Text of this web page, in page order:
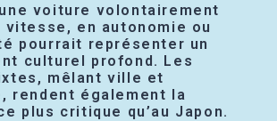
voiture volontairement
en autonomie ou
pourrait représenter un
culturel profond. Les
mêlant ville et
rendent également la
plus critique qu’au Japon.